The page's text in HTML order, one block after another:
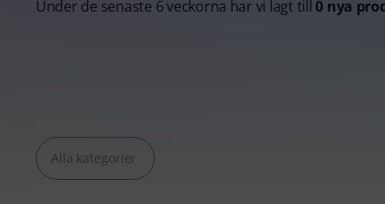
Under de senaste 6 veckorna har vi lagt till0 nya
Alla kategorier